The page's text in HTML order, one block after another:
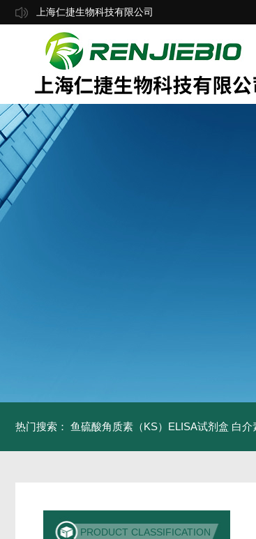
上海仁捷生物科技有限公司
热门搜索： 鱼硫酸角质素（KS）ELISA试剂盒 白介
PRODUCT CLASSIFICATION